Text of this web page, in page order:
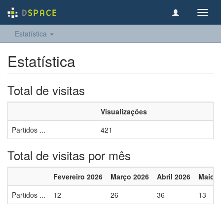
Estatística
Estatística
Total de visitas
Visualizações
Partidos ...
421
Total de visitas por mês
Fevereiro 2026 Março 2026 Abril 2026
Maio
Partidos ...
12 26 36 13